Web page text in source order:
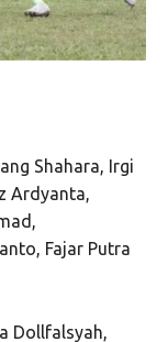
Shahara, Irgi
Ardyanta,
Fajar Putra
Dollfalsyah,